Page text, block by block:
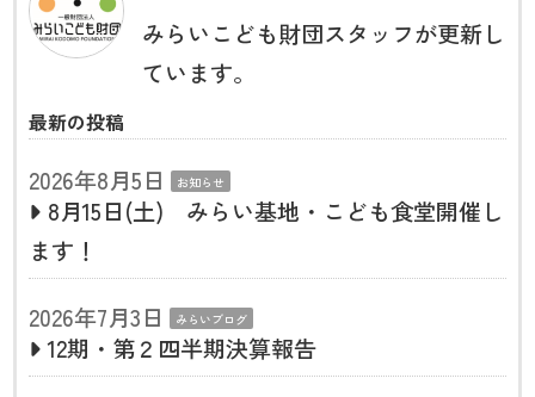
みらいこども財団スタッフが更新し
ています。
最新の投稿
2026年8月5日 お知らせ
8月15日(土) みらい基地・こども食堂開催し
ます！
2026年7月3日
みらいブログ
12期・第２四半期決算報告